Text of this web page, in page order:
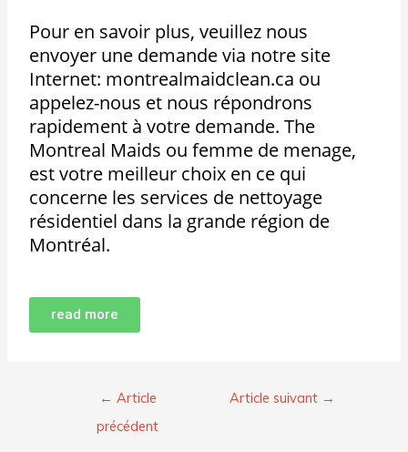
Pour en savoir plus, veuillez nous
envoyer une demande via notre site
Internet: montrealmaidclean.ca ou
appelez-nous et nous répondrons
rapidement à votre demande. The
Montreal Maids ou femme de menage,
est votre meilleur choix en ce qui
concerne les services de nettoyage
résidentiel dans la grande région de
Montréal.
read more
← Article
précédent
Article suivant →